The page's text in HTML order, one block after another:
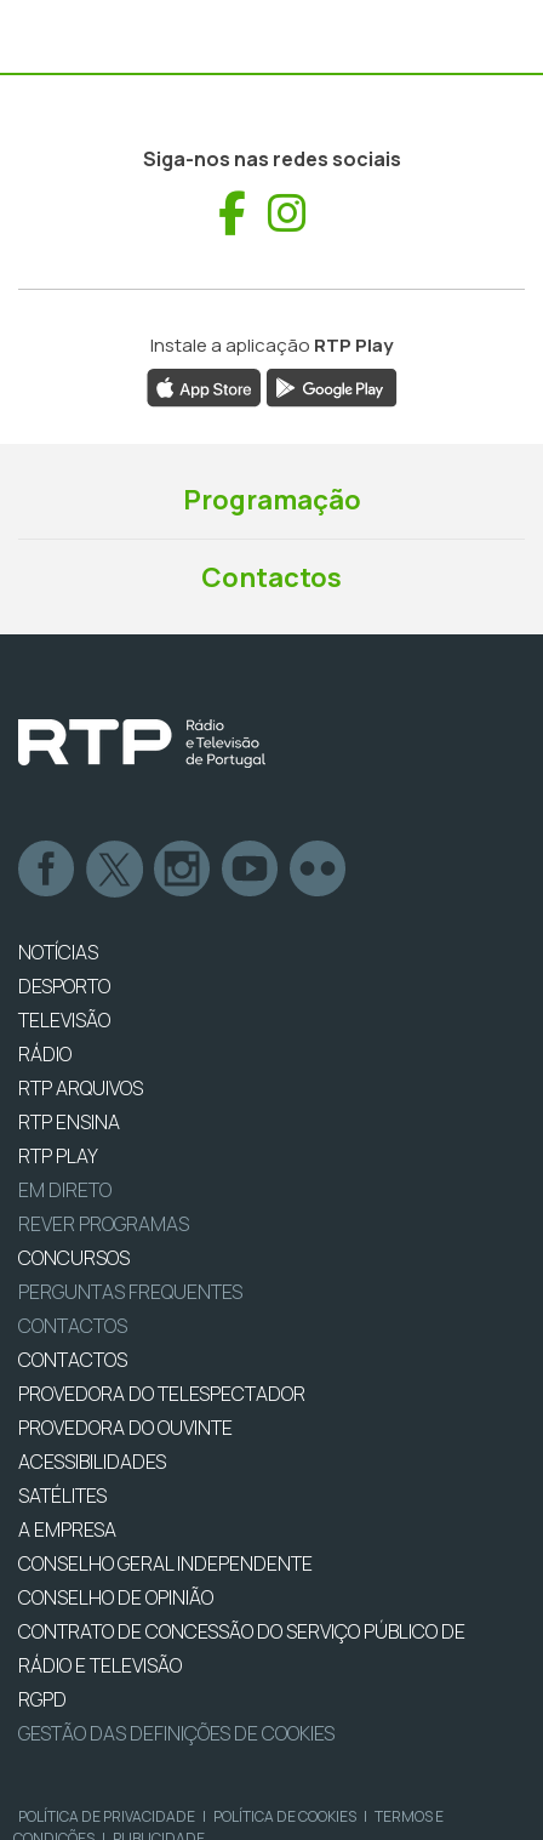
Siga-nos nas redes sociais
Facebook
Instale a aplicação RTP Play
Programação
Contactos
NOTÍCIAS
DESPORTO
TELEVISÃO
RÁDIO
RTP ARQUIVOS
RTP ENSINA
RTP PLAY
EM DIRETO
REVER PROGRAMAS
CONCURSOS
PERGUNTAS FREQUENTES
CONTACTOS
CONTACTOS
PROVEDORA DO TELESPECTADOR
PROVEDORA DO OUVINTE
ACESSIBILIDADES
SATÉLITES
A EMPRESA
CONSELHO GERAL INDEPENDENTE
CONSELHO DE OPINIÃO
CONTRATO DE CONCESSÃO DO SERVIÇO PÚBLICO DE
RÁDIO E TELEVISÃO
RGPD
GESTÃO DAS DEFINIÇÕES DE COOKIES
POLÍTICA DE PRIVACIDADE | POLÍTICA DE COOKIES | TERMOS E